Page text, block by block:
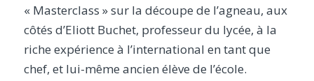
« Masterclass » sur la découpe de l’agneau, aux
côtés d’Eliott Buchet, professeur du lycée, à la
riche expérience à l’international en tant que
chef, et lui-même ancien élève de l’école.